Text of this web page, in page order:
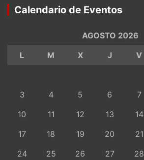
Calendario de Eventos
AGOSTO 2026
L
M X J V
3
4 5 6 7
10
11 12 13 14
17
18 19 20 21
24
25 26 27 28